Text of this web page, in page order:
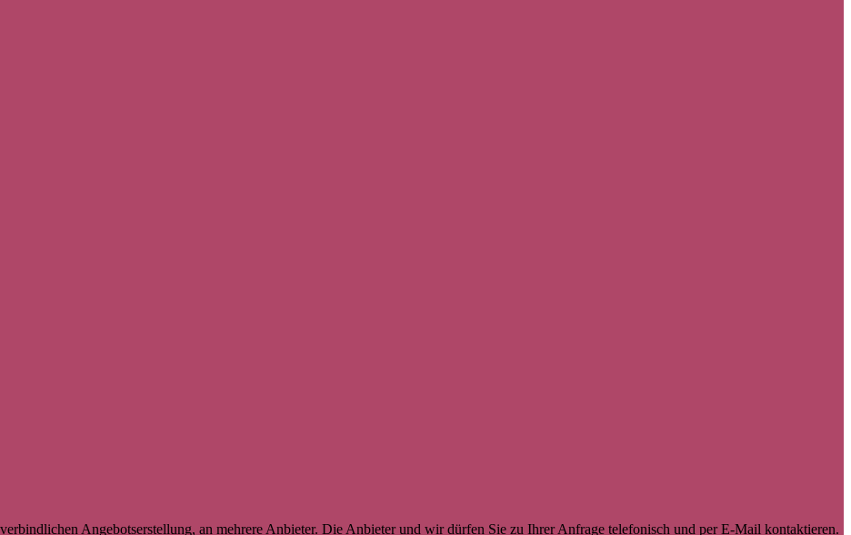
Angebotserstellung, an mehrere Anbieter. Die Anbieter und wir dürfen Sie zu Ihrer Anfrage telefonisch und per E-Mail kontaktieren.